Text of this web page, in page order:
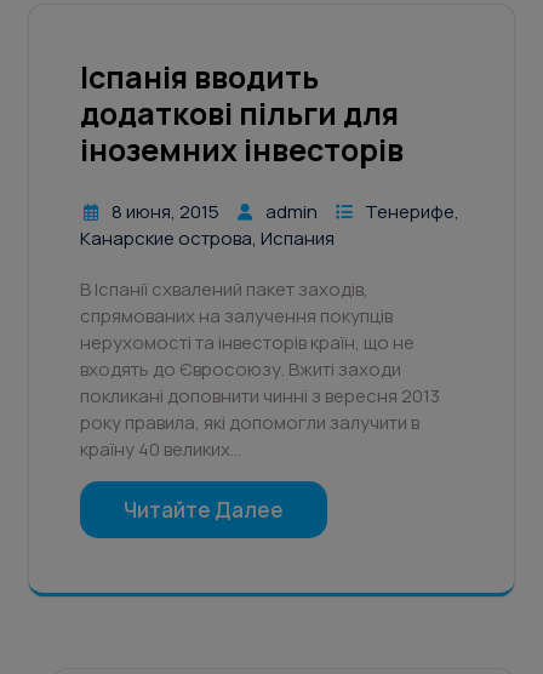
Іспанія вводить
додаткові пільги для
іноземних інвесторів
8 июня, 2015 admin
Тенерифе,
Канарские острова, Испания
В Іспанії схвалений пакет заходів,
спрямованих на залучення покупців
нерухомості та інвесторів країн, що не
входять до Євросоюзу. Вжиті заходи
покликані доповнити чинні з вересня 2013
року правила, які допомогли залучити в
країну 40 великих…
Читайте Далее